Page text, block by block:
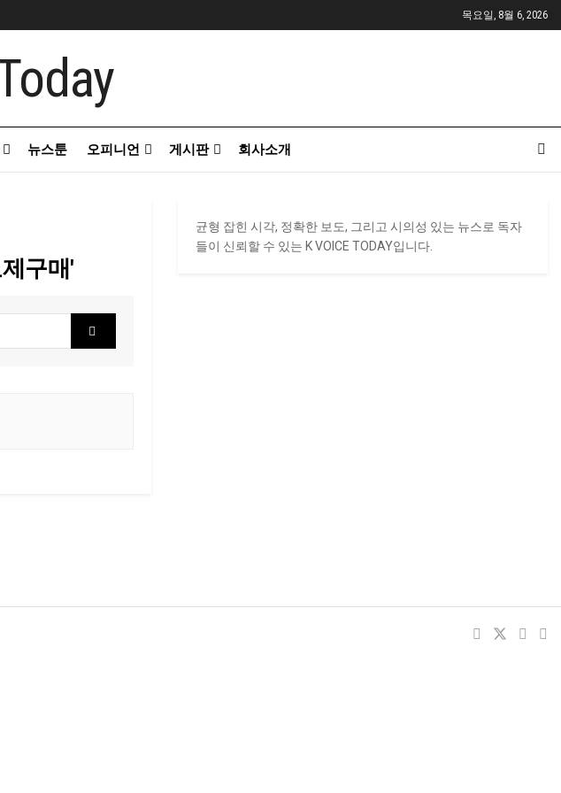
목요일, 8월 6, 2026
뉴스툰 오피니언 게시판 회사소개
구매'
균형 잡힌 시각, 정확한 보도, 그리고 시의성 있는 뉴스로 독자
들이 신뢰할 수 있는 K VOICE TODAY입니다.